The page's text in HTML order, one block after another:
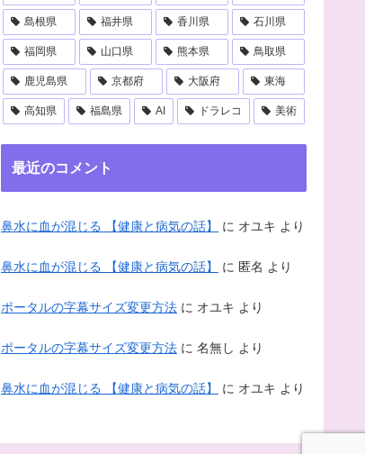
島根県 福井県 香川県 石川県
福岡県 山口県 熊本県 鳥取県
鹿児島県 京都府 大阪府 東海
高知県 福島県 AI ドラレコ 美術
最近のコメント
鼻水に血が混じる 【健康と病気の話】 に オユキ より
鼻水に血が混じる 【健康と病気の話】 に 匿名 より
ポータルの字幕サイズ変更方法 に オユキ より
ポータルの字幕サイズ変更方法 に 名無し より
鼻水に血が混じる 【健康と病気の話】 に オユキ より